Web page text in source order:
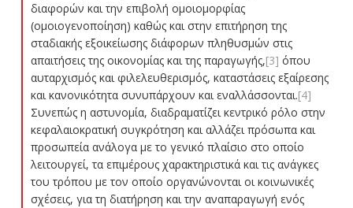
διαφορών και την επιβολή ομοιομορφίας
(ομοιογενοποίηση) καθώς και στην επιτήρηση της
σταδιακής εξοικείωσης διάφορων πληθυσμών στις
απαιτήσεις της οικονομίας και της παραγωγής,[3] όπου
αυταρχισμός και φιλελευθερισμός, καταστάσεις εξαίρεσης
και κανονικότητα συνυπάρχουν και εναλλάσσονται.[4]
Συνεπώς η αστυνομία, διαδραματίζει κεντρικό ρόλο στην
κεφαλαιοκρατική συγκρότηση και αλλάζει πρόσωπα και
προσωπεία ανάλογα με το γενικό πλαίσιο στο οποίο
λειτουργεί, τα επιμέρους χαρακτηριστικά και τις ανάγκες
του τρόπου με τον οποίο οργανώνονται οι κοινωνικές
σχέσεις, για τη διατήρηση και την αναπαραγωγή ενός